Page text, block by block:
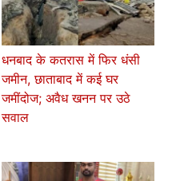
धनबाद के कतरास में फिर धंसी
जमीन, छाताबाद में कई घर
जमींदोज; अवैध खनन पर उठे
सवाल